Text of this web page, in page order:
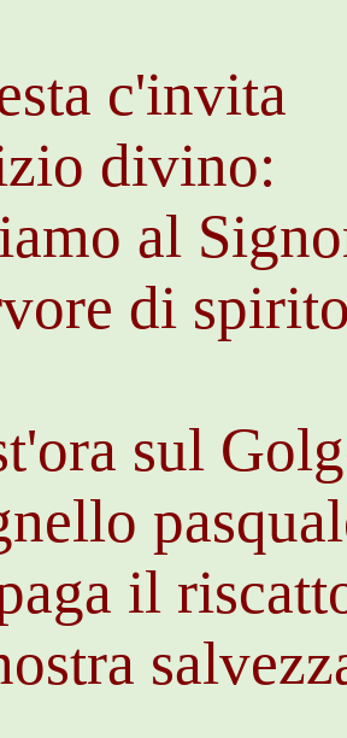
c'invita
divino:
al
di
sul
il